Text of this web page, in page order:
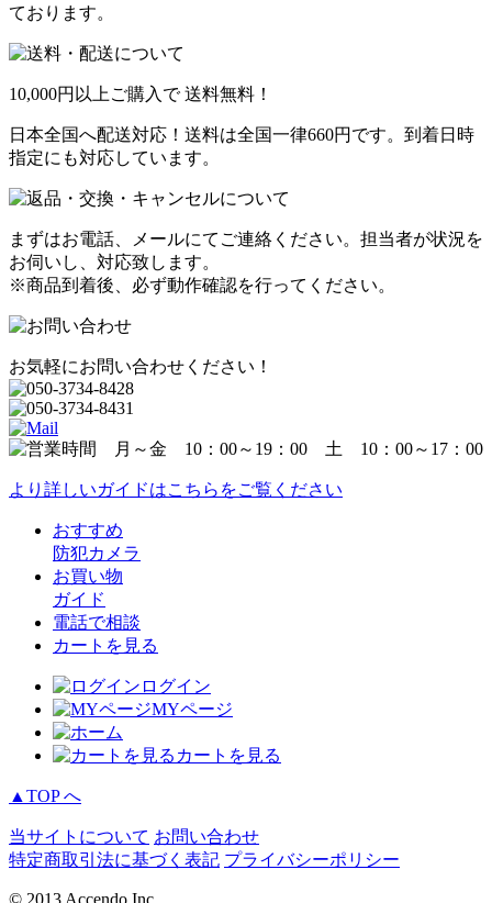
ております。
10,000円以上ご購入で 送料無料！
日本全国へ配送対応！送料は全国一律660円です。到着日時
指定にも対応しています。
まずはお電話、メールにてご連絡ください。担当者が状況を
お伺いし、対応致します。
※商品到着後、必ず動作確認を行ってください。
お気軽にお問い合わせください！
より詳しいガイドはこちらをご覧ください
おすすめ
防犯カメラ
お買い物
ガイド
電話で相談
カートを見る
ログイン
MYページ
カートを見る
▲TOP へ
当サイトについて お問い合わせ
特定商取引法に基づく表記 プライバシーポリシー
© 2013 Accendo Inc.